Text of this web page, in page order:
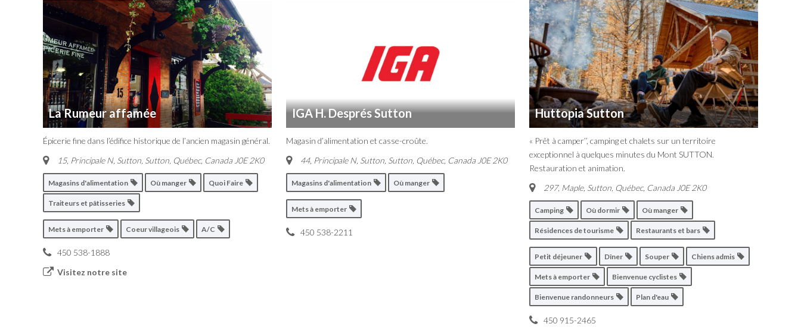
La Rumeur affamée
Épicerie fine dans l’édifice historique de l’ancien magasin général.
15, Principale N, Sutton Sutton, Québec, Canada J0E 2K0
Magasins d'alimentation Où manger Quoi Faire
Traiteurs et pâtisseries
Mets à emporter Coeur villageois A/C
450 538-1888
Visitez notre site
IGA H. Després Sutton
Magasin d’alimentation et casse-croûte.
44, Principale N, Sutton Sutton, Québec, Canada J0E 2K0
Magasins d'alimentation Où manger
Mets à emporter
450 538-2211
Huttopia Sutton
« Prêt à camper’’, camping et chalets sur un territoire
exceptionnel à quelques minutes du Mont SUTTON.
Restauration et animation.
297, Maple, Sutton, Québec, Canada J0E 2K0
Camping Où dormir Où manger
Résidences de tourisme Restaurants et bars
Petit déjeuner Dîner Souper Chiens admis
Mets à emporter Bienvenue cyclistes
Bienvenue randonneurs Plan d'eau
450 915-2465